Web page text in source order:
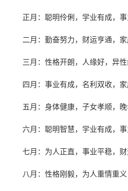
正月：聪明伶俐，学业有成，事
二月：勤奋努力，财运亨通，家
三月：性格开朗，人缘好，异性
四月：事业有成，名利双收，家
五月：身体健康，子女孝顺，晚
六月：聪明智慧，学业有成，事
七月：为人正直，事业平稳，财
八月：性格刚毅，为人重情重义